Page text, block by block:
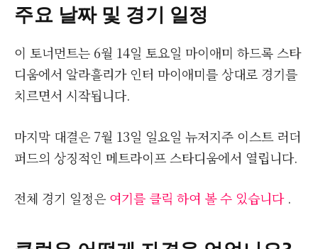
주요 날짜 및 경기 일정
이 토너먼트는 6월 14일 토요일 마이애미 하드록 스타
디움에서 알라흘리가 인터 마이애미를 상대로 경기를
치르면서 시작됩니다.
마지막 대결은 7월 13일 일요일 뉴저지주 이스트 러더
퍼드의 상징적인 메트라이프 스타디움에서 열립니다.
전체 경기 일정은여기를 클릭 하여 볼 수 있습니다 .